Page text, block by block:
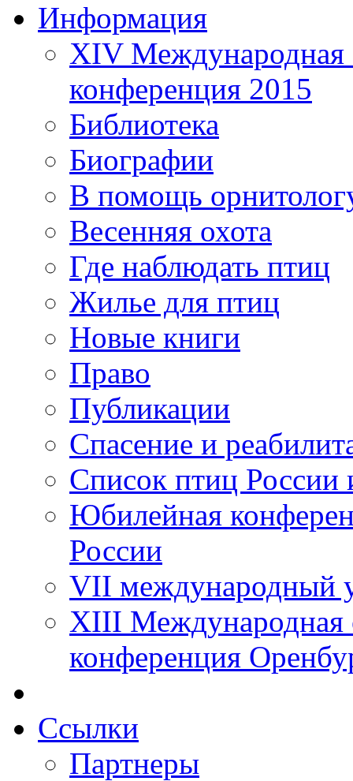
Информация
XIV Международная
конференция 2015
Библиотека
Биографии
В помощь
Весенняя охота
Где наблюдать птиц
Жилье для птиц
Новые книги
Право
Публикации
Спасение и
Список птиц России
Юбилейная
России
VII международный
XIII Международная
конференция
Ссылки
Партнеры